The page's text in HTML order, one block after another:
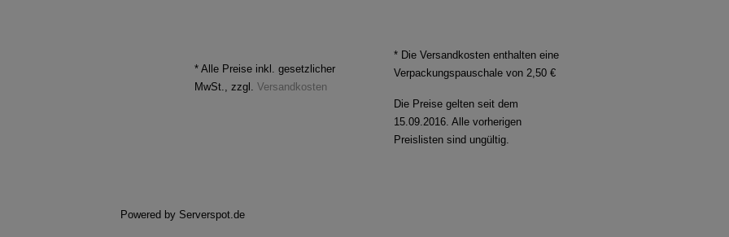
* Alle Preise inkl. gesetzlicher
MwSt., zzgl. Versandkosten
* Die Versandkosten enthalten eine
Verpackungspauschale von 2,50 €
Die Preise gelten seit dem
15.09.2016. Alle vorherigen
Preislisten sind ungültig.
Powered by Serverspot.de